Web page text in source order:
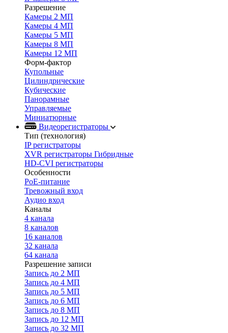
Разрешение
Камеры 2 МП
Камеры 4 МП
Камеры 5 МП
Камеры 8 МП
Камеры 12 МП
Форм-фактор
Купольные
Цилиндрические
Кубические
Панорамные
Управляемые
Миниатюрные
Видеорегистраторы
Тип (технология)
IP регистраторы
XVR регистраторы Гибридные
HD-CVI регистраторы
Особенности
PoE-питание
Тревожный вход
Аудио вход
Каналы
4 канала
8 каналов
16 каналов
32 канала
64 канала
Разрешение записи
Запись до 2 МП
Запись до 4 МП
Запись до 5 МП
Запись до 6 МП
Запись до 8 МП
Запись до 12 МП
Запись до 32 МП